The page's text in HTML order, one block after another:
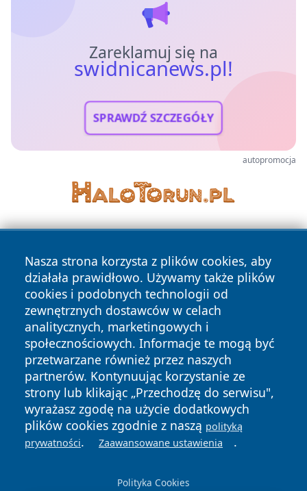
Zareklamuj się na
swidnicanews.pl!
SPRAWDŹ SZCZEGÓŁY
autopromocja
Nasza strona korzysta z plików cookies, aby
działała prawidłowo. Używamy także plików
cookies i podobnych technologii od
zewnętrznych dostawców w celach
analitycznych, marketingowych i
społecznościowych. Informacje te mogą być
przetwarzane również przez naszych
partnerów. Kontynuując korzystanie ze
strony lub klikając „Przechodzę do serwisu",
wyrażasz zgodę na użycie dodatkowych
plików cookies zgodnie z naszą polityką
prywatności. Zaawansowane ustawienia .
Polityka Cookies
Copyright © 2026 swidnicanews.pl Wszystkie prawa
zastrzeżone.
News Autorzy
Polityka
Prywatności
Polityka
Cookies